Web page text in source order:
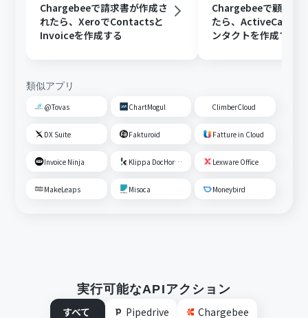
Chargebeeで請求書が作成さ
れたら、XeroでContactsと
Invoiceを作成する
Chargebeeで顧客が
たら、
ンタクトを作成する
類似アプリ
@Tovas ChartMogul ClimberCloud
DX Suite Fakturoid Fatture in Cloud
Invoice Ninja Klippa DocHorizon Lexware Office
MakeLeaps Misoca Moneybird
実行可能なAPIアクション
すべて
Pipedrive Chargebee